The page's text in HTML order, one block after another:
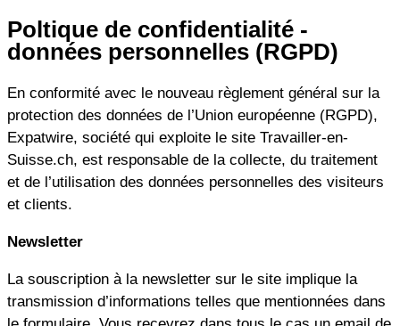
Aller
au
Poltique de confidentialité -
données personnelles (RGPD)
En conformité avec le nouveau règlement général sur la
protection des données de l’Union européenne (RGPD),
Expatwire, société qui exploite le site Travailler-en-
Suisse.ch, est responsable de la collecte, du traitement
et de l’utilisation des données personnelles des visiteurs
et clients.
Newsletter
La souscription à la newsletter sur le site implique la
transmission d’informations telles que mentionnées dans